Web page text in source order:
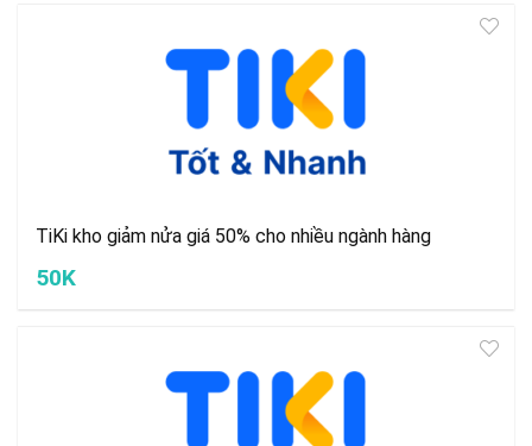
TiKi kho giảm nửa giá 50% cho nhiều ngành hàng
50K